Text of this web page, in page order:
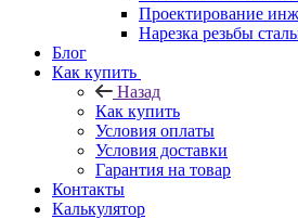
Проектирование
Нарезка резьбы
Блог
Как купить
Назад
Как купить
Условия оплаты
Условия доставки
Гарантия на товар
Контакты
Калькулятор